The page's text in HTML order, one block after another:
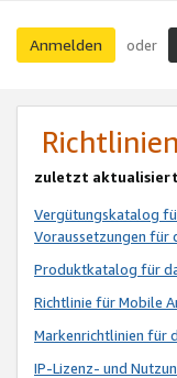
Anmelden oder
zuletzt
Vergütungskatalog
Voraussetzungen für
Produktkatalog für
Richtlinie für Mobile
Markenrichtlinien für
IP-Lizenz- und